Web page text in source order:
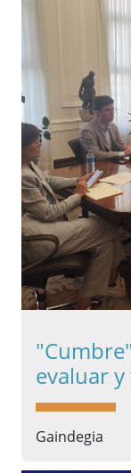
evaluar
Gaindegia